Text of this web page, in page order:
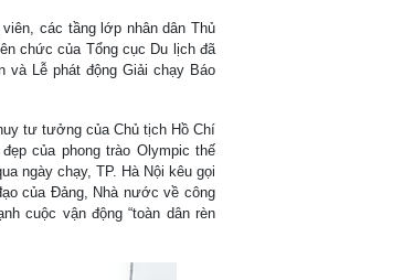
các tầng lớp nhân dân Thủ
chức của Tổng cục Du lịch đã
và Lễ phát động Giải chạy Báo
tư tưởng của Chủ tịch Hồ Chí
của phong trào Olympic thế
ngày chạy, TP. Hà Nội kêu gọi
của Đảng, Nhà nước về công
cuộc vận động “toàn dân rèn